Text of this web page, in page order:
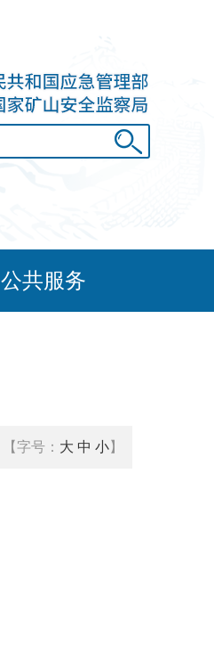
公共服务
【字号： 大 中 小】